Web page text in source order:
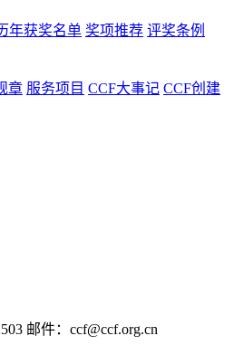
年获奖名单 奖项推荐 评奖条例
章 服务项目 CCF大事记 CCF创建
邮件：ccf@ccf.org.cn